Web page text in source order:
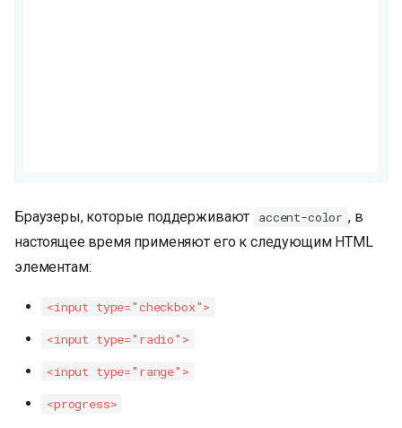
Браузеры, которые поддерживают accent-color , в
настоящее время применяют его к следующим HTML
элементам:
<input type="checkbox">
<input type="radio">
<input type="range">
<progress>